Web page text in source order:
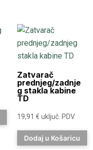
Zatvarač
prednjeg/zadnje
g stakla kabine
TD
19,91€ uključ. PDV
Dodaj u Košaricu